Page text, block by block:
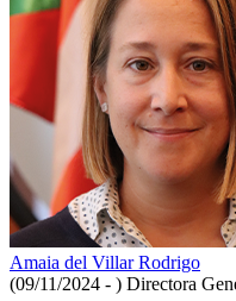
Amaia del Villar Rodrigo
(09/11/2024 - ) Directora